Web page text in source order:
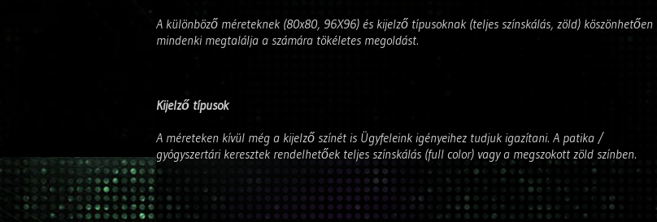
A különböző méreteknek (80x80, 96X96) és kijelző típusoknak (teljes színskálás, zöld) köszönhetően
mindenki megtalálja a számára tökéletes megoldást.
Kijelző típusok
A méreteken kívül még a kijelző színét is Ügyfeleink igényeihez tudjuk igazítani. A patika /
gyógyszertári keresztek rendelhetőek teljes színskálás (full color) vagy a megszokott zöld színben.